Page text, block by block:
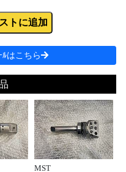
トに追加
ﾙはこちら
MST